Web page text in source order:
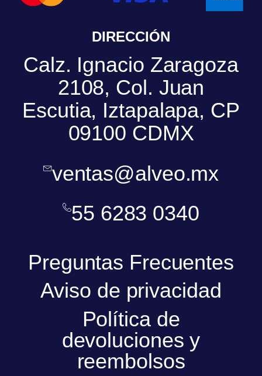
DIRECCIÓN
Calz. Ignacio Zaragoza
2108, Col. Juan
Escutia, Iztapalapa, CP
09100 CDMX
ventas@alveo.mx
55 6283 0340
Preguntas Frecuentes
Aviso de privacidad
Política de
devoluciones y
reembolsos